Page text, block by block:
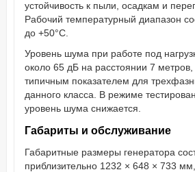
устойчивость к пыли, осадкам и
Рабочий температурный диапазон
до +50°C.
Уровень шума при работе под
около 65 дБ на расстоянии 7 метров,
типичным показателем для
данного класса. В режиме
уровень шума снижается.
Габариты и обслуживание
Габаритные размеры генератора
приблизительно 1232 × 648 × 733